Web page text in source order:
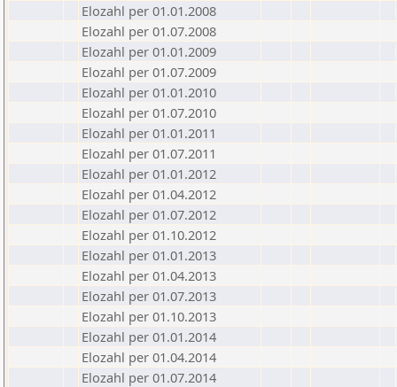
Elozahl per 01.01.2008
Elozahl per 01.07.2008
Elozahl per 01.01.2009
Elozahl per 01.07.2009
Elozahl per 01.01.2010
Elozahl per 01.07.2010
Elozahl per 01.01.2011
Elozahl per 01.07.2011
Elozahl per 01.01.2012
Elozahl per 01.04.2012
Elozahl per 01.07.2012
Elozahl per 01.10.2012
Elozahl per 01.01.2013
Elozahl per 01.04.2013
Elozahl per 01.07.2013
Elozahl per 01.10.2013
Elozahl per 01.01.2014
Elozahl per 01.04.2014
Elozahl per 01.07.2014